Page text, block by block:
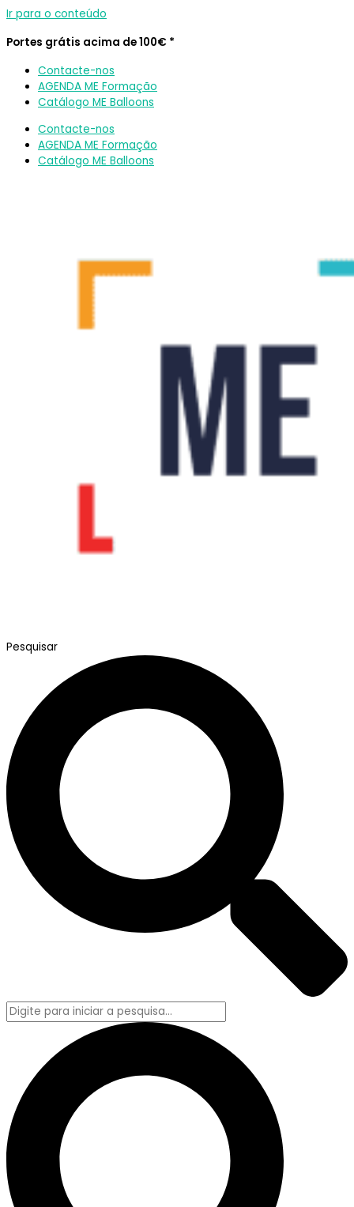
Ir para o conteúdo
Portes grátis acima de 100€ *
Contacte-nos
AGENDA ME Formação
Catálogo ME Balloons
Contacte-nos
AGENDA ME Formação
Catálogo ME Balloons
Pesquisar